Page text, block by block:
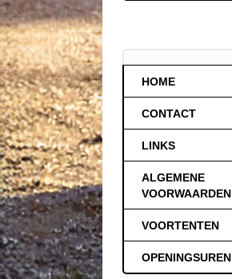
HOME
CONTACT
LINKS
ALGEMENE
VOORWAARDEN
VOORTENTEN
OPENINGSUREN